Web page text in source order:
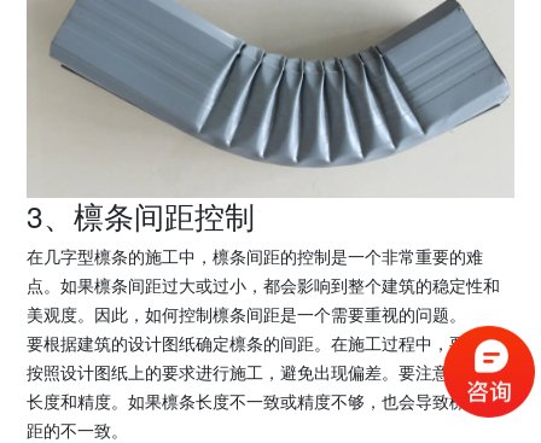
3、檩条间距控制
在几字型檩条的施工中，檩条间距的控制是一个非常重要的难
点。如果檩条间距过大或过小，都会影响到整个建筑的稳定性和
美观度。因此，如何控制檩条间距是一个需要重视的问题。
要根据建筑的设计图纸确定檩条的间距。在施工过程中，要严格
按照设计图纸上的要求进行施工，避免出现偏差。要注意檩条的
长度和精度。如果檩条长度不一致或精度不够，也会导致檩条间
距的不一致。